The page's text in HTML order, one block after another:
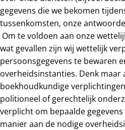
gegevens die we bekomen
tussenkomsten, onze
Om te voldoen aan onze
wat gevallen zijn wij wettelijk
persoonsgegevens te bewaren
overheidsinstanties. Denk maar
boekhoudkundige
politioneel of gerechtelijk
verplicht om bepaalde
manier aan de nodige